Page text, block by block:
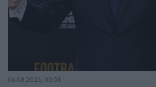
06.08.2026, 00:58